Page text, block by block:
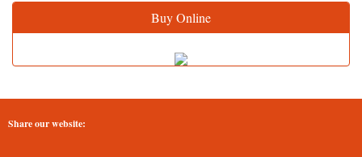
Buy Online
Share our website: